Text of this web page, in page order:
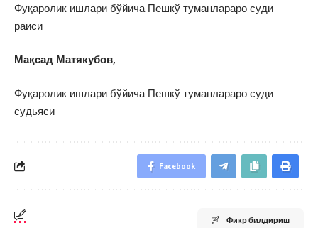
Фуқаролик ишлари бўйича Пешкў туманлараро суди
раиси
Мақсад Матякубов,
Фуқаролик ишлари бўйича Пешкў туманлараро суди
судьяси
Facebook
Фикр билдириш